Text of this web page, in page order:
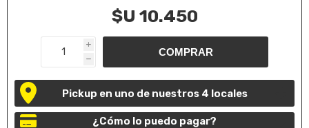
$U 10.450
i
h
Pickup en uno de nuestros 4 locales
¿Cómo lo puedo pagar?